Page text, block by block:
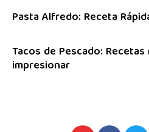
Pasta Alfredo: Receta
Tacos de Pescado:
impresionar